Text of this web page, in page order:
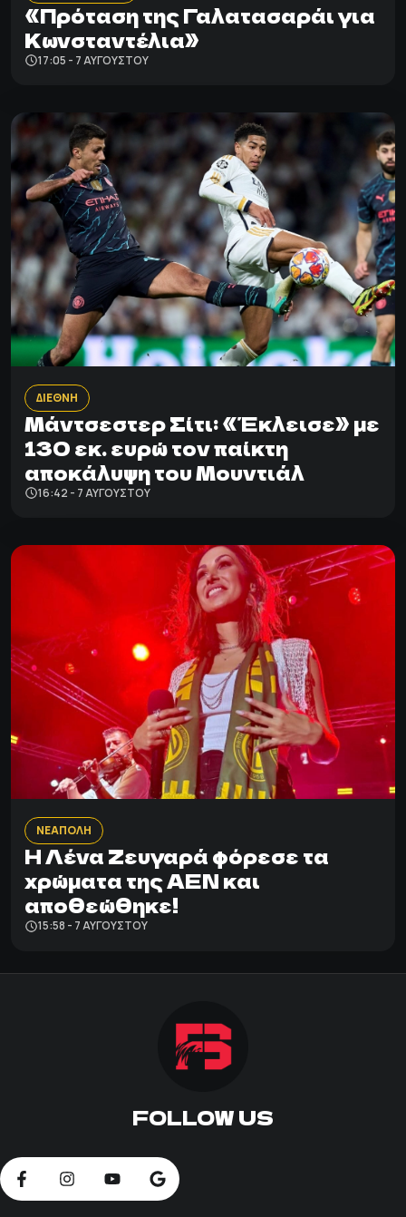
«Πρόταση της Γαλατασαράι για
Κωνσταντέλια»
17:05 - 7 ΑΥΓΟΎΣΤΟΥ
ΔΙΕΘΝΗ
Μάντσεστερ Σίτι: «Έκλεισε» με
130 εκ. ευρώ τον παίκτη
αποκάλυψη του Μουντιάλ
16:42 - 7 ΑΥΓΟΎΣΤΟΥ
ΝΕΑΠΟΛΗ
Η Λένα Ζευγαρά φόρεσε τα
χρώματα της ΑΕΝ και
αποθεώθηκε!
15:58 - 7 ΑΥΓΟΎΣΤΟΥ
FOLLOW US